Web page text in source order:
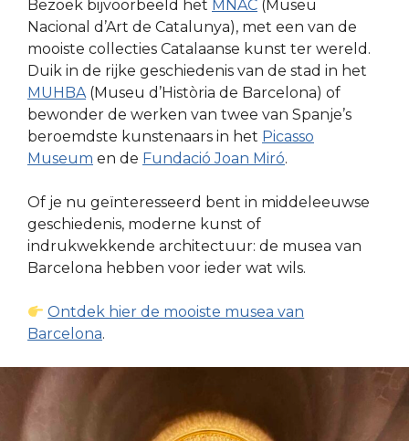
Bezoek bijvoorbeeld het MNAC (Museu
Nacional d’Art de Catalunya), met een van de
mooiste collecties Catalaanse kunst ter wereld.
Duik in de rijke geschiedenis van de stad in het
MUHBA(Museu d’Història de Barcelona) of
bewonder de werken van twee van Spanje’s
beroemdste kunstenaars in het Picasso
Museum en de Fundació Joan Miró.
Of je nu geïnteresseerd bent in middeleeuwse
geschiedenis, moderne kunst of
indrukwekkende architectuur: de musea van
Barcelona hebben voor ieder wat wils.
Ontdek hier de mooiste musea van
Barcelona.